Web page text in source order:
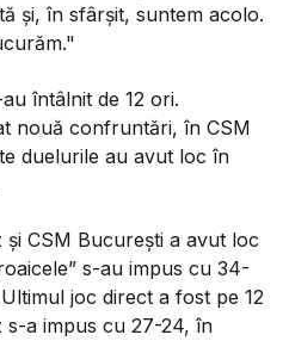
și, în sfârșit, suntem acolo.
întâlnit de 12 ori.
nouă confruntări, în CSM
duelurile au avut loc în
CSM București a avut loc
s-au impus cu 34-
joc direct a fost pe 12
s-a impus cu 27-24, în